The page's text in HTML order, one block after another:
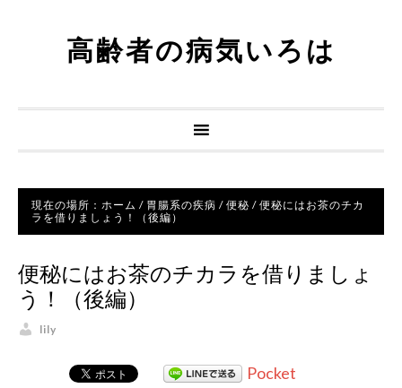
高齢者の病気いろは
現在の場所： ホーム / 胃腸系の疾病 / 便秘 / 便秘にはお茶のチカ
ラを借りましょう！（後編）
便秘にはお茶のチカラを借りましょ
う！（後編）
lily
Pocket